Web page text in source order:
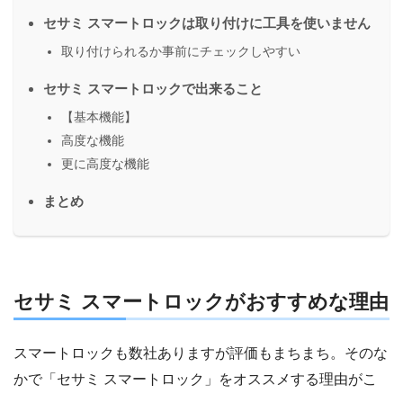
セサミ スマートロックは取り付けに工具を使いません
取り付けられるか事前にチェックしやすい
セサミ スマートロックで出来ること
【基本機能】
高度な機能
更に高度な機能
まとめ
セサミ スマートロックがおすすめな理由
スマートロックも数社ありますが評価もまちまち。そのな
かで「セサミ スマートロック」をオススメする理由がこ